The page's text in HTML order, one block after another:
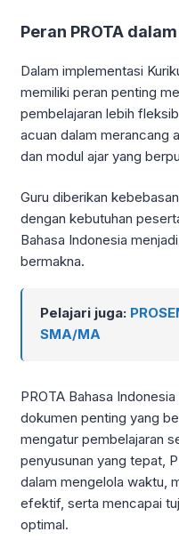
Peran PROTA
Dalam implementasi
memiliki peran penting
pembelajaran lebih
acuan dalam merancang
dan modul ajar yang
Guru diberikan
dengan kebutuhan
Bahasa Indonesia
bermakna.
Pelajari juga:
SMA/MA
PROTA Bahasa
dokumen penting yang
mengatur pembelajaran
penyusunan yang tepat,
dalam mengelola waktu,
efektif, serta mencapai
optimal.